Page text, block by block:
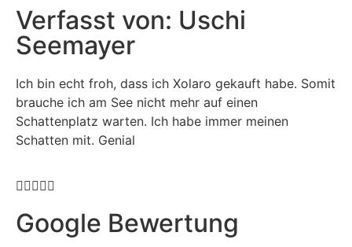
Verfasst von: Uschi
Seemayer
Ich bin echt froh, dass ich Xolaro gekauft habe. Somit
brauche ich am See nicht mehr auf einen
Schattenplatz warten. Ich habe immer meinen
Schatten mit. Genial

Google Bewertung